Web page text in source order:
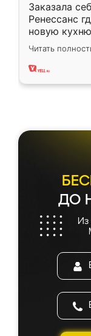
Заказала
Ренессанс
новую
вполне
два года,
Читать
ДО